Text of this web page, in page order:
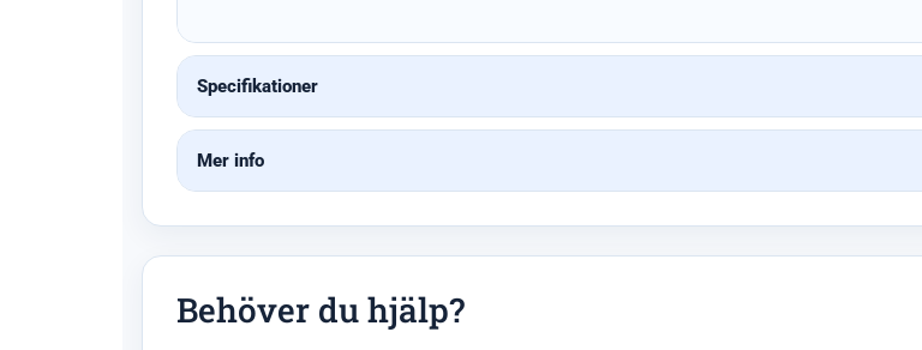
Specifikationer
Mer info
Behöver du hjälp?